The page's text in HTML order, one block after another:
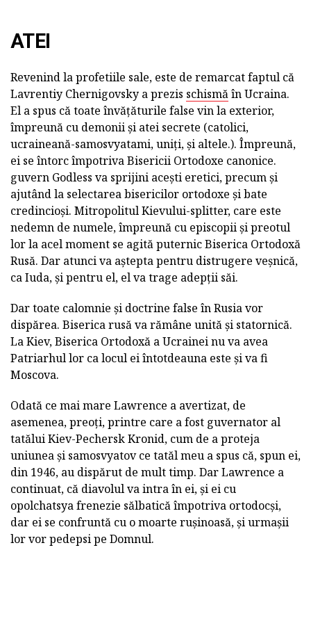
ATEI
Revenind la profetiile sale, este de remarcat faptul că
Lavrentiy Chernigovsky a prezis schismăîn Ucraina.
El a spus că toate învățăturile false vin la exterior,
împreună cu demonii și atei secrete (catolici,
ucraineană-samosvyatami, uniți, și altele.). Împreună,
ei se întorc împotriva Bisericii Ortodoxe canonice.
guvern Godless va sprijini acești eretici, precum și
ajutând la selectarea bisericilor ortodoxe și bate
credincioși. Mitropolitul Kievului-splitter, care este
nedemn de numele, împreună cu episcopii și preotul
lor la acel moment se agită puternic Biserica Ortodoxă
Rusă. Dar atunci va aștepta pentru distrugere veșnică,
ca Iuda, și pentru el, el va trage adepții săi.
Dar toate calomnie și doctrine false în Rusia vor
dispărea. Biserica rusă va rămâne unită și statornică.
La Kiev, Biserica Ortodoxă a Ucrainei nu va avea
Patriarhul lor ca locul ei întotdeauna este și va fi
Moscova.
Odată ce mai mare Lawrence a avertizat, de
asemenea, preoți, printre care a fost guvernator al
tatălui Kiev-Pechersk Kronid, cum de a proteja
uniunea și samosvyatov ce tatăl meu a spus că, spun ei,
din 1946, au dispărut de mult timp. Dar Lawrence a
continuat, că diavolul va intra în ei, și ei cu
opolchatsya frenezie sălbatică împotriva ortodocși,
dar ei se confruntă cu o moarte rușinoasă, și urmașii
lor vor pedepsi pe Domnul.